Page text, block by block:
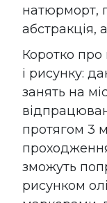
натюрморт,
абстракція,
Коротко
і рисунку:
занять на
протягом 3
зможуть
рисунком